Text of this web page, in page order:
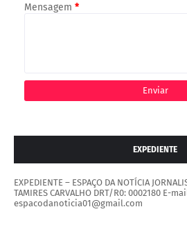
Mensagem *
EXPEDIENTE
EXPEDIENTE – ESPAÇO DA NOTÍCIA
TAMIRES CARVALHO DRT/R0: 0002180 E-
espacodanoticia01@gmail.com